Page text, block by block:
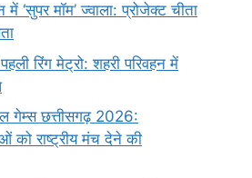
में ‘सुपर मॉम’ ज्वाला: प्रोजेक्ट चीता
रिंग मेट्रो: शहरी परिवहन में
गेम्स छत्तीसगढ़ 2026:
को राष्ट्रीय मंच देने की